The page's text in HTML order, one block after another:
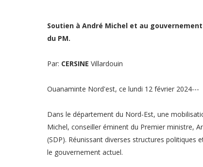
Soutien à André Michel et au
du PM.
Par: CERSINE Villardouin
Ouanaminte Nord'est, ce lundi 12 février 2024---
Dans le département du Nord-Est, une
Michel, conseiller éminent du Premier ministre,
(SDP). Réunissant diverses structures
le gouvernement actuel.